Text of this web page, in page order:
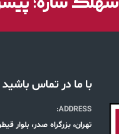
با ما در تماس باشید
ADDRESS:
تهران، بزرگراه صدر، بلوار